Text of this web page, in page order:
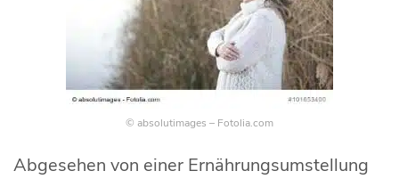
© absolutimages – Fotolia.com
Abgesehen von einer Ernährungsumstellung